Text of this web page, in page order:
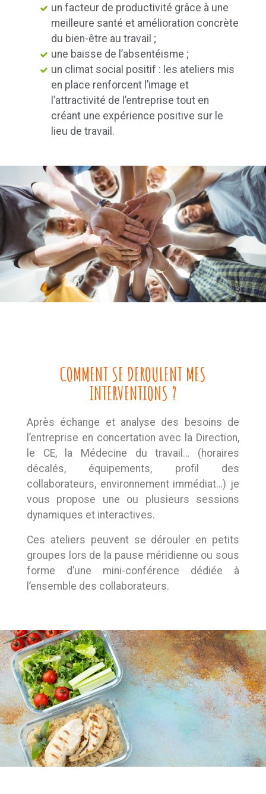
un facteur de productivité grâce à une
meilleure santé et amélioration concrète
du bien-être au travail ;
une baisse de l’absentéisme ;
un climat social positif : les ateliers mis
en place renforcent l’image et
l’attractivité de l’entreprise tout en
créant une expérience positive sur le
lieu de travail.
COMMENT SE DEROULENT MES
INTERVENTIONS ?
Après échange et analyse des besoins de
l’entreprise en concertation avec la Direction,
le CE, la Médecine du travail… (horaires
décalés, équipements, profil des
collaborateurs, environnement immédiat…) je
vous propose une ou plusieurs sessions
dynamiques et interactives.
Ces ateliers peuvent se dérouler en petits
groupes lors de la pause méridienne ou sous
forme d’une mini-conférence dédiée à
l’ensemble des collaborateurs.